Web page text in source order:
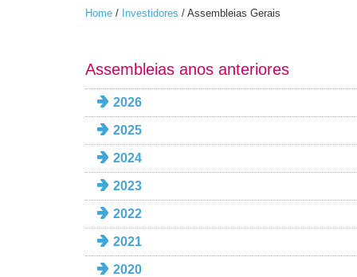
Home / Investidores / Assembleias Gerais
Assembleias anos anteriores
2026
2025
2024
2023
2022
2021
2020